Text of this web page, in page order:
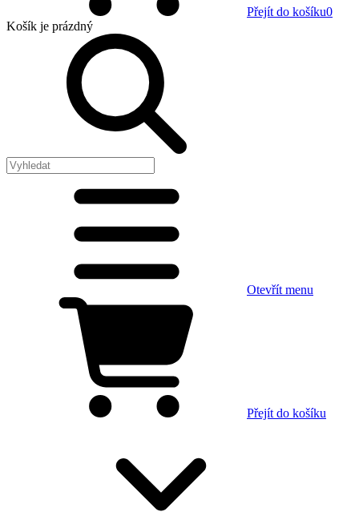
Přejít do košíku0
Košík je prázdný
Otevřít menu
Přejít do košíku